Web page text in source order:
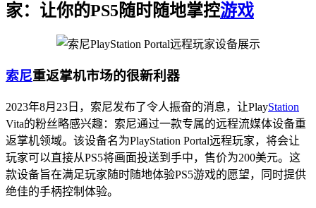
家：让你的PS5随时随地掌控游戏
索尼重返掌机市场的很新利器
2023年8月23日，索尼发布了令人振奋的消息，让PlayStation
Vita的粉丝略感兴趣：索尼通过一款专属的远程流媒体设备重
返掌机领域。该设备名为PlayStation Portal远程玩家，将会让
玩家可以直接从PS5将画面投送到手中，售价为200美元。这
款设备旨在满足玩家随时随地体验PS5游戏的愿望，同时提供
绝佳的手柄控制体验。